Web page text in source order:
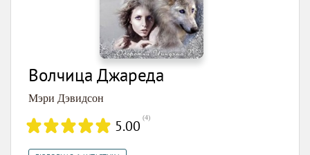
Волчица Джареда
Мэри Дэвидсон
5.00 (4)